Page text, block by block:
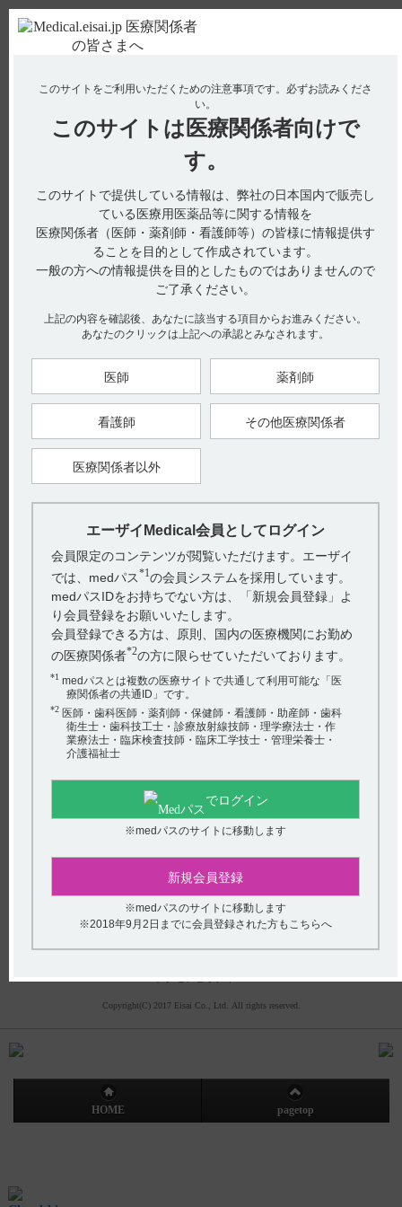
使用期限検索 Drug Information
No : 3096
【メチコバール・注射】 高齢者への投与に関す
る注意事項について教えてください。
電子添文には、高齢者への投与に関する注意事項は設定されて
いません。（引用1）
1）メチコバール注射液500μg電子添文 2023年4月改訂（第1
版）
【更新年月】
戻る
関連するQ&A
【レケンビ】 いつまで投与し続けるものでしょうか。投
与中に認知機能が低下したら中断するのでしょうか。
【メチコバール・注射】 規制区分について教えてくださ
い。
【ケーワン】 粉砕投与に関する情報はありますか？
さい。
【メチコバール・錠・細粒】 飲み忘れた場合の対応は?
アンケート:ご意見をお聞かせください
(選択してください)
このサイトをご利用いただくための注意事項です。 必ずお読みくださ
い。
このサイトは 医療関係者向けで
す。
このサイトで提供している情報は、弊社の日本国内で販売し
ている医療用医薬品等に関する情報を
医療関係者（医師・薬剤師・看護師等）の皆様に情報提供す
ることを目的として作成されています。
一般の方への情報提供を目的としたものではありませんので
ご了承ください。
上記の内容を確認後、あなたに該当する項目からお進みください。
あなたのクリックは上記への承認とみなされます。
医師 薬剤師
看護師 その他医療関係者
医療関係者以外
エーザイMedical会員としてログイン
会員限定のコンテンツが閲覧いただけます。エーザイ
では、medパス*1の会員システムを採用しています。
medパスIDをお持ちでない方は、「新規会員登録」よ
り会員登録をお願いいたします。
会員登録できる方は、原則、国内の医療機関にお勤め
の医療関係者*2の方に限らせていただいております。
*1 medパスとは複数の医療サイトで共通して利用可能な「医
療関係者の共通ID」です。
*2 医師・歯科医師・薬剤師・保健師・看護師・助産師・歯科
衛生士・歯科技工士・診療放射線技師・理学療法士・作
業療法士・臨床検査技師・臨床工学技士・管理栄養士・
介護福祉士
でログイン
※medパスのサイトに移動します
新規会員登録
※medパスのサイトに移動します
※2018年9月2日までに会員登録された方もこちらへ
hhcホットライン
(平日9時〜18時 土日・祝日9時〜17時)
フリーダイヤル 0120-419-497
インターネットでのお問い合わせ
Copyright(C) 2017 Eisai Co., Ltd. All rights reserved.
HOME pagetop